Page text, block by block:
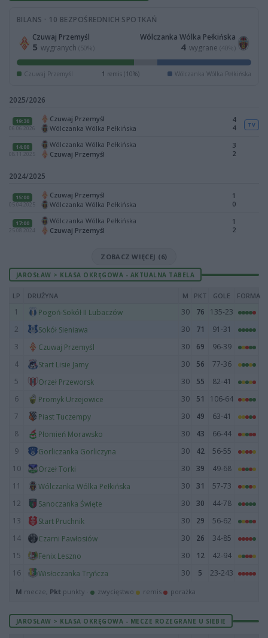
BILANS · 10 BEZPOŚREDNICH SPOTKAŃ
Czuwaj Przemyśl
5 wygranych (50%)
Wólczanka Wólka Pełkińska
4 wygrane (40%)
Czuwaj Przemyśl 1 remis (10%) Wólczanka Wólka Pełkińska
2025/2026
19:30
06.06.2026
Czuwaj Przemyśl
Wólczanka Wólka Pełkińska
4
4
TV
14:00
08.11.2025
Wólczanka Wólka Pełkińska
Czuwaj Przemyśl
3
2
2024/2025
15:00
05.04.2025
Czuwaj Przemyśl
Wólczanka Wólka Pełkińska
1
0
17:00
25.08.2024
Wólczanka Wólka Pełkińska
Czuwaj Przemyśl
1
2
ZOBACZ WIĘCEJ (6)
JAROSŁAW > KLASA OKRĘGOWA - AKTUALNA TABELA
LP DRUŻYNA M PKT GOLE FORMA
1 Pogoń-Sokół II Lubaczów 30 76
135-23
2
Sokół Sieniawa 30 71
91-31
3
Czuwaj Przemyśl 30 69
96-39
4
Start Lisie Jamy 30 56
77-36
5
Orzeł Przeworsk 30 55
82-41
6
Promyk Urzejowice 30 51
106-64
7
Piast Tuczempy 30 49
63-41
8
Płomień Morawsko 30 43
66-44
9
Gorliczanka Gorliczyna 30 42
56-55
10
Orzeł Torki 30 39
49-68
11
Wólczanka Wólka Pełkińska 30 31
57-73
12
Sanoczanka Święte 30 30
44-78
13
Start Pruchnik 30 29
56-62
14
Czarni Pawłosiów 30 26
34-85
15
Fenix Leszno 30 12
42-94
16
Wisłoczanka Tryńcza 30 5 23-243
M mecze, Pkt punkty · zwycięstwo remis porażka
JAROSŁAW > KLASA OKRĘGOWA - MECZE ROZEGRANE U SIEBIE